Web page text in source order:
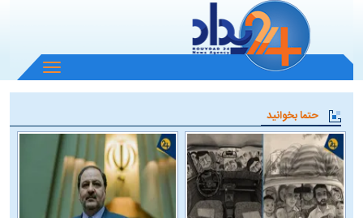
باز
و
منو
حتما بخوانید